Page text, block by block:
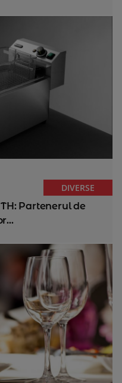
DIVERSE
Partenerul de